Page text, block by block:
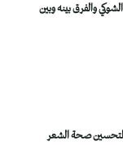
والفرق بينه وبين
لتحسين صحة الشعر